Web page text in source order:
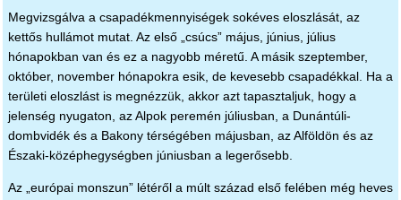
Megvizsgálva a csapadékmennyiségek sokéves eloszlását, az
kettős hullámot mutat. Az első „csúcs” május, június, július
hónapokban van és ez a nagyobb méretű. A másik szeptember,
október, november hónapokra esik, de kevesebb csapadékkal. Ha a
területi eloszlást is megnézzük, akkor azt tapasztaljuk, hogy a
jelenség nyugaton, az Alpok peremén júliusban, a Dunántúli-
dombvidék és a Bakony térségében májusban, az Alföldön és az
Északi-középhegységben júniusban a legerősebb.
Az „európai monszun” létéről a múlt század első felében még heves